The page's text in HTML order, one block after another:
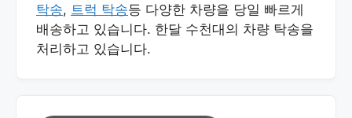
탁송, 트럭 탁송등 다양한 차량을 당일 빠르게
배송하고 있습니다. 한달 수천대의 차량 탁송을
처리하고 있습니다.